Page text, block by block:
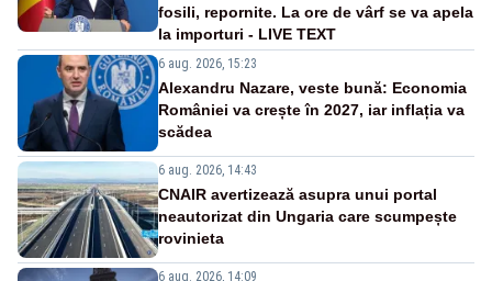
fosili, repornite. La ore de vârf se va apela
la importuri - LIVE TEXT
6 aug. 2026, 15:23
Alexandru Nazare, veste bună: Economia
României va crește în 2027, iar inflația va
scădea
6 aug. 2026, 14:43
CNAIR avertizează asupra unui portal
neautorizat din Ungaria care scumpește
rovinieta
6 aug. 2026, 14:09